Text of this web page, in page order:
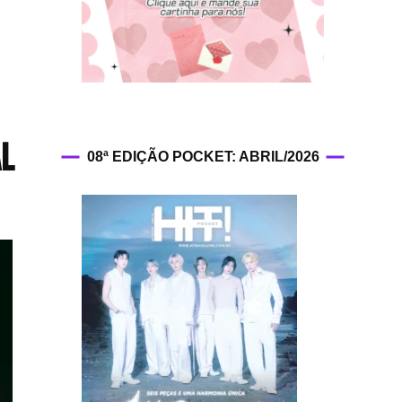
HIT!Fashion
HIT!Filmes
HIT!Hop
HIT!Leituras
HIT!Diary
HIT!Lyrics
HIT!Politics
08ª EDIÇÃO POCKET: ABRIL/2026